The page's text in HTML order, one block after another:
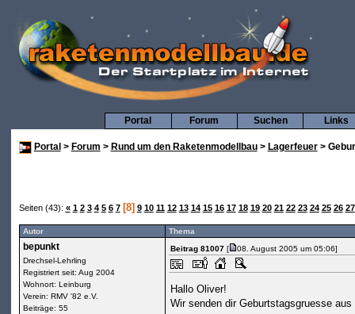
Links
Suchen
Forum
Portal
Portal > Forum > Rund um den Raketenmodellbau> Lagerfeuer>
Seiten (43): « 1 2 3 4 5 6 7 [8] 9 10 11 12 13 14 15 16 17 18 19 20 21 22 23 24 25 26 27
Autor Thema
bepunkt
Drechsel-Lehrling
Registriert seit: Aug 2004
Wohnort: Leinburg
Verein: RMV '82 e.V.
Beiträge: 55
Beitrag 81007[ 08. August 2005 um 05:06]
Hallo Oliver!
Wir senden dir Geburtstagsgruesse